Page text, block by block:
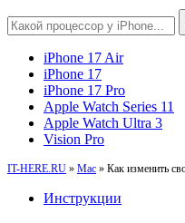
iPhone 17 Air
iPhone 17
iPhone 17 Pro
Apple Watch Series 11
Apple Watch Ultra 3
Vision Pro
IT-HERE.RU » Mac » Как изменить
Инструкции